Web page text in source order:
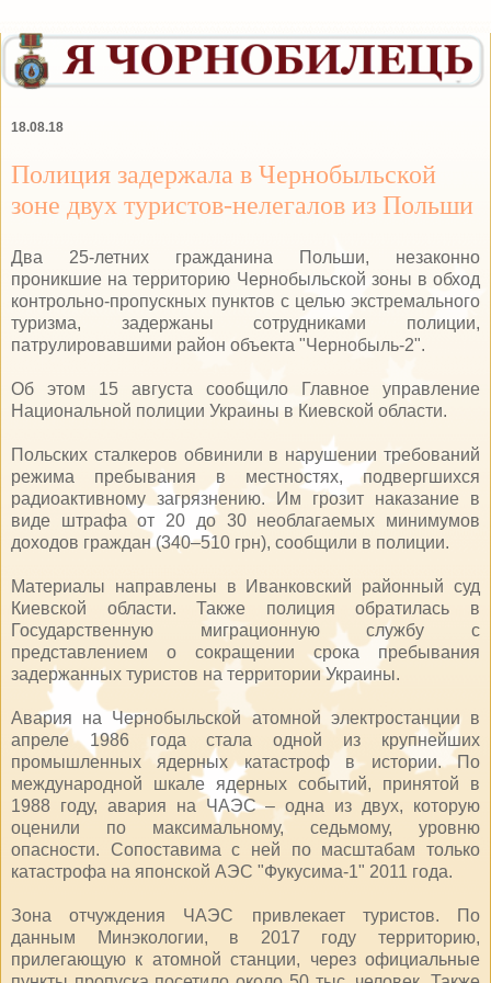
18.08.18
Полиция задержала в Чернобыльской
зоне двух туристов-нелегалов из Польши
Два 25-летних гражданина Польши, незаконно
проникшие на территорию Чернобыльской зоны в обход
контрольно-пропускных пунктов с целью экстремального
туризма, задержаны сотрудниками полиции,
патрулировавшими район объекта "Чернобыль-2".
Об этом 15 августа сообщило Главное управление
Национальной полиции Украины в Киевской области.
Польских сталкеров обвинили в нарушении требований
режима пребывания в местностях, подвергшихся
радиоактивному загрязнению. Им грозит наказание в
виде штрафа от 20 до 30 необлагаемых минимумов
доходов граждан (340–510 грн), сообщили в полиции.
Материалы направлены в Иванковский районный суд
Киевской области. Также полиция обратилась в
Государственную миграционную службу с
представлением о сокращении срока пребывания
задержанных туристов на территории Украины.
Авария на Чернобыльской атомной электростанции в
апреле 1986 года стала одной из крупнейших
промышленных ядерных катастроф в истории. По
международной шкале ядерных событий, принятой в
1988 году, авария на ЧАЭС – одна из двух, которую
оценили по максимальному, седьмому, уровню
опасности. Сопоставима с ней по масштабам только
катастрофа на японской АЭС "Фукусима-1" 2011 года.
Зона отчуждения ЧАЭС привлекает туристов. По
данным Минэкологии, в 2017 году территорию,
прилегающую к атомной станции, через официальные